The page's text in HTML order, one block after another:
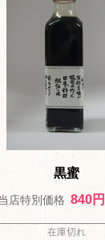
黒蜜
店特別価格 840円
在庫切れ